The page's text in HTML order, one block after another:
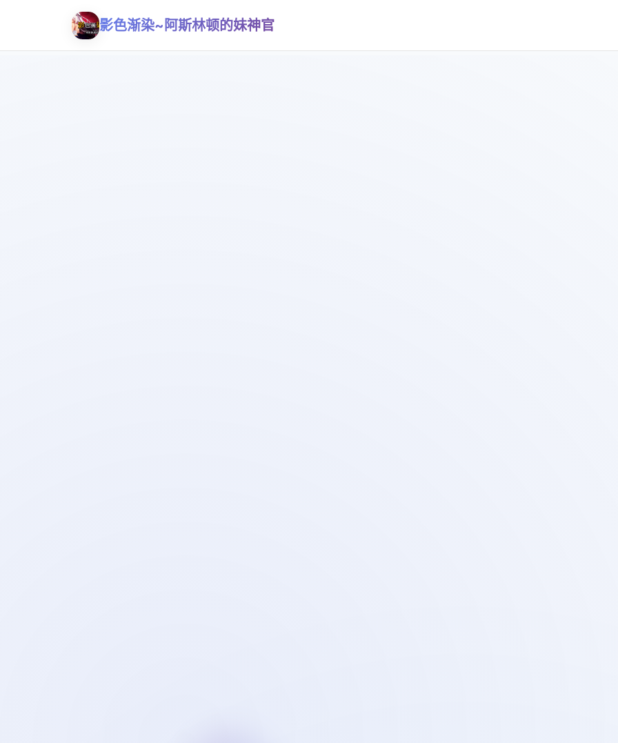
影色渐染~阿斯林顿的妹神官